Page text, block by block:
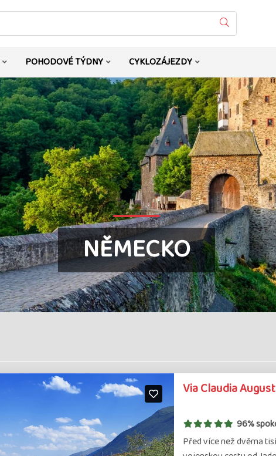
Vyhledat
POHODOVÉ TÝDNY CYKLOZÁJEZDY
NĚMECKO
Via Claudia
96%
Před více než dvěma